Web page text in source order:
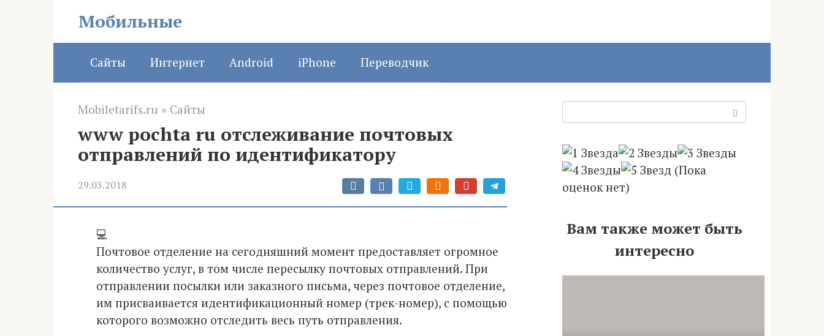
Мобильные
Сайты Интернет Android iPhone Переводчик
Mobiletarifs.ru » Сайты
www pochta ru отслеживание почтовых
отправлений по идентификатору
29.03.2018
💻
Почтовое отделение на сегодняшний момент предоставляет огромное
количество услуг, в том числе пересылку почтовых отправлений. При
отправлении посылки или заказного письма, через почтовое отделение,
им присваивается идентификационный номер (трек-номер), с помощью
которого возможно отследить весь путь отправления.
(Пока
оценок нет)
Вам также может быть
интересно